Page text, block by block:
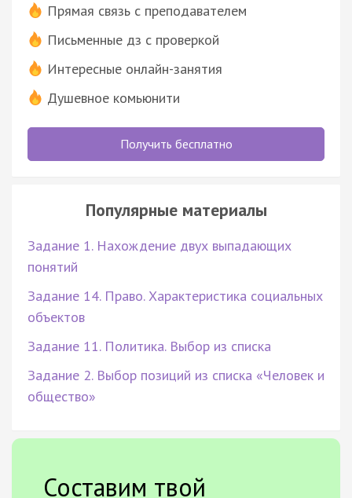
Прямая связь с преподавателем
Письменные дз с проверкой
Интересные онлайн-занятия
Душевное комьюнити
Получить бесплатно
Популярные материалы
Задание 1. Нахождение двух выпадающих
понятий
Задание 14. Право. Характеристика социальных
объектов
Задание 11. Политика. Выбор из списка
Задание 2. Выбор позиций из списка «Человек и
общество»
Составим твой